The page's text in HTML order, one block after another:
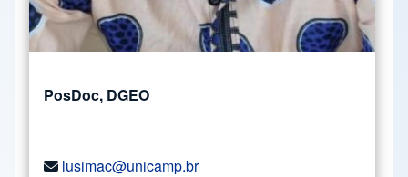
PosDoc, DGEO
lusimac@unicamp.br